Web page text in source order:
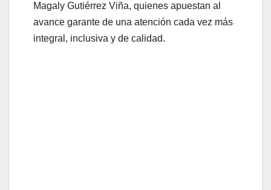
Magaly Gutiérrez Viña, quienes apuestan al
avance garante de una atención cada vez más
integral, inclusiva y de calidad.